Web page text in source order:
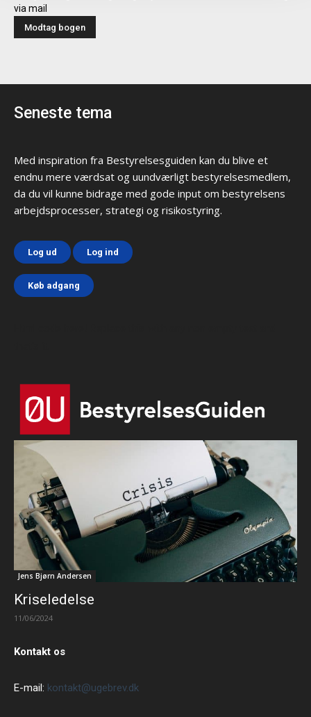
via mail
Seneste tema
Med inspiration fra Bestyrelsesguiden kan du blive et
endnu mere værdsat og uundværligt bestyrelsesmedlem,
da du vil kunne bidrage med gode input om bestyrelsens
arbejdsprocesser, strategi og risikostyring.
Log ud Log ind
Køb adgang
Jens Bjørn Andersen
Kriseledelse
11/06/2024
Kontakt os
E-mail: kontakt@ugebrev.dk